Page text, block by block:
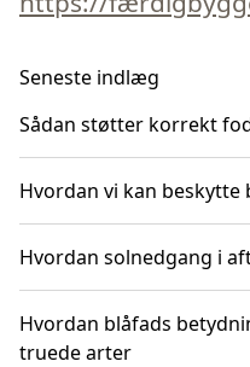
Seneste indlæg
Sådan støtter korrekt
Hvordan vi kan
Hvordan solnedgang i
Hvordan blåfads
truede arter